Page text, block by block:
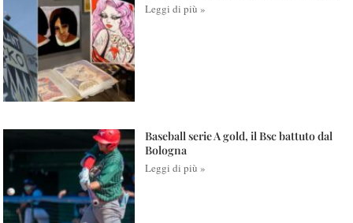
Leggi di più »
Baseball serie A gold, il Bsc battuto dal
Bologna
Leggi di più »